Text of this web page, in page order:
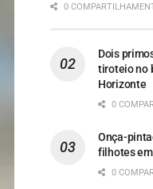
0
Dois
tiroteio no
Horizonte
0
Onça-
filhotes
0